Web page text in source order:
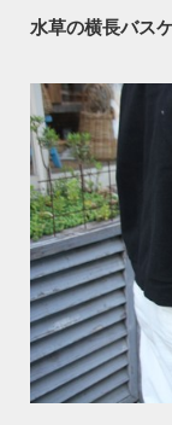
水草の横長バス